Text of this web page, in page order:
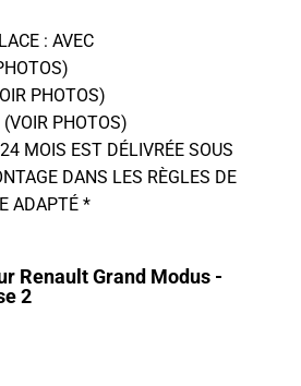
: AVEC
PHOTOS)
PHOTOS)
MOIS EST DÉLIVRÉE SOUS
DANS LES RÈGLES DE
ADAPTÉ *
Renault Grand Modus -
2